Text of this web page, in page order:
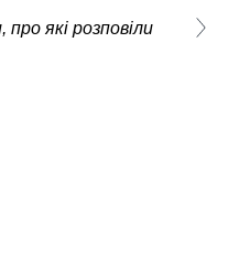
які розповіли